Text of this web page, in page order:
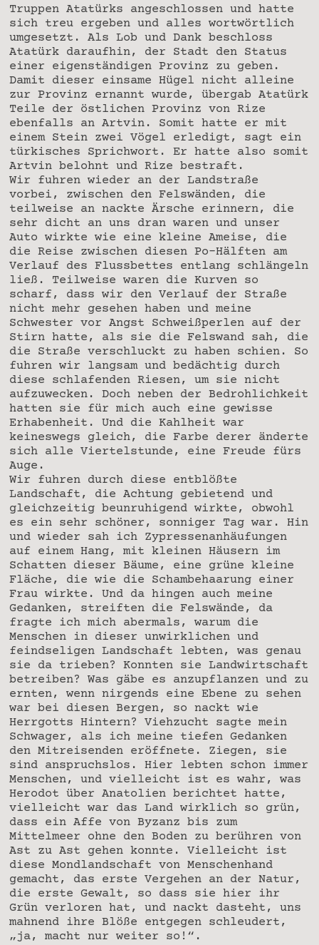
Truppen Atatürks angeschlossen und hatte
sich treu ergeben und alles wortwörtlich
umgesetzt. Als Lob und Dank beschloss
Atatürk daraufhin, der Stadt den Status
einer eigenständigen Provinz zu geben.
Damit dieser einsame Hügel nicht alleine
zur Provinz ernannt wurde, übergab Atatürk
Teile der östlichen Provinz von Rize
ebenfalls an Artvin. Somit hatte er mit
einem Stein zwei Vögel erledigt, sagt ein
türkisches Sprichwort. Er hatte also somit
Artvin belohnt und Rize bestraft.
Wir fuhren wieder an der Landstraße
vorbei, zwischen den Felswänden, die
teilweise an nackte Ärsche erinnern, die
sehr dicht an uns dran waren und unser
Auto wirkte wie eine kleine Ameise, die
die Reise zwischen diesen Po-Hälften am
Verlauf des Flussbettes entlang schlängeln
ließ. Teilweise waren die Kurven so
scharf, dass wir den Verlauf der Straße
nicht mehr gesehen haben und meine
Schwester vor Angst Schweißperlen auf der
Stirn hatte, als sie die Felswand sah, die
die Straße verschluckt zu haben schien. So
fuhren wir langsam und bedächtig durch
diese schlafenden Riesen, um sie nicht
aufzuwecken. Doch neben der Bedrohlichkeit
hatten sie für mich auch eine gewisse
Erhabenheit. Und die Kahlheit war
keineswegs gleich, die Farbe derer änderte
sich alle Viertelstunde, eine Freude fürs
Auge.
Wir fuhren durch diese entblößte
Landschaft, die Achtung gebietend und
gleichzeitig beunruhigend wirkte, obwohl
es ein sehr schöner, sonniger Tag war. Hin
und wieder sah ich Zypressenanhäufungen
auf einem Hang, mit kleinen Häusern im
Schatten dieser Bäume, eine grüne kleine
Fläche, die wie die Schambehaarung einer
Frau wirkte. Und da hingen auch meine
Gedanken, streiften die Felswände, da
fragte ich mich abermals, warum die
Menschen in dieser unwirklichen und
feindseligen Landschaft lebten, was genau
sie da trieben? Konnten sie Landwirtschaft
betreiben? Was gäbe es anzupflanzen und zu
ernten, wenn nirgends eine Ebene zu sehen
war bei diesen Bergen, so nackt wie
Herrgotts Hintern? Viehzucht sagte mein
Schwager, als ich meine tiefen Gedanken
den Mitreisenden eröffnete. Ziegen, sie
sind anspruchslos. Hier lebten schon immer
Menschen, und vielleicht ist es wahr, was
Herodot über Anatolien berichtet hatte,
vielleicht war das Land wirklich so grün,
dass ein Affe von Byzanz bis zum
Mittelmeer ohne den Boden zu berühren von
Ast zu Ast gehen konnte. Vielleicht ist
diese Mondlandschaft von Menschenhand
gemacht, das erste Vergehen an der Natur,
die erste Gewalt, so dass sie hier ihr
Grün verloren hat, und nackt dasteht, uns
mahnend ihre Blöße entgegen schleudert,
„ja, macht nur weiter so!“.